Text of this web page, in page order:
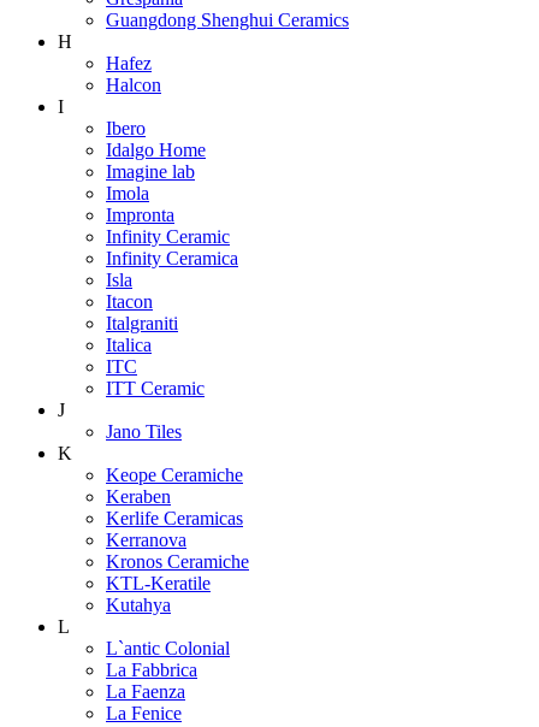
Guangdong Shenghui Ceramics
H
Hafez
Halcon
I
Ibero
Idalgo Home
Imagine lab
Imola
Impronta
Infinity Ceramic
Infinity Ceramica
Isla
Itacon
Italgraniti
Italica
ITC
ITT Ceramic
J
Jano Tiles
K
Keope Ceramiche
Keraben
Kerlife Ceramicas
Kerranova
Kronos Ceramiche
KTL-Keratile
Kutahya
L
L`antic Colonial
La Fabbrica
La Faenza
La Fenice